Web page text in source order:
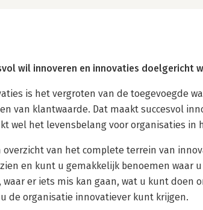
wil innoveren en innovaties doelgericht
is het vergroten van de toegevoegde
van klantwaarde. Dat maakt succesvol
wel het levensbelang voor organisaties in
van het complete terrein van
en kunt u gemakkelijk benoemen waar
er iets mis kan gaan, wat u kunt doen
de organisatie innovatiever kunt krijgen.